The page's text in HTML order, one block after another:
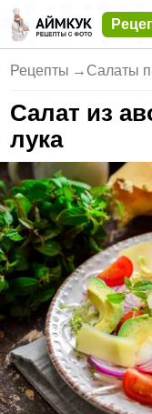
Рецепты → Салаты
Салат из
лука